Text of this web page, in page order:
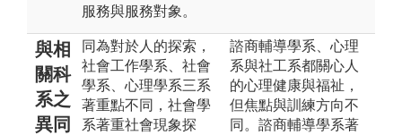
服務與服務對象。
與相
關科
系之
異同
同為對於人的探索，
社會工作學系、社會
學系、心理學系三系
著重點不同，社會學
系著重社會現象探
諮商輔導學系、心理
系與社工系都關心人
的心理健康與福祉，
但焦點與訓練方向不
同。諮商輔導學系著